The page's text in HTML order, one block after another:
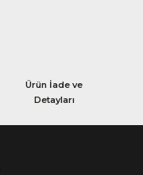
Ürün İade ve
Detayları